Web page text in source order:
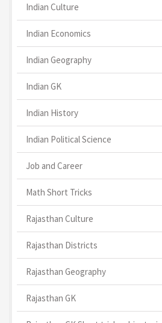
Indian Culture
Indian Economics
Indian Geography
Indian GK
Indian History
Indian Political Science
Job and Career
Math Short Tricks
Rajasthan Culture
Rajasthan Districts
Rajasthan Geography
Rajasthan GK